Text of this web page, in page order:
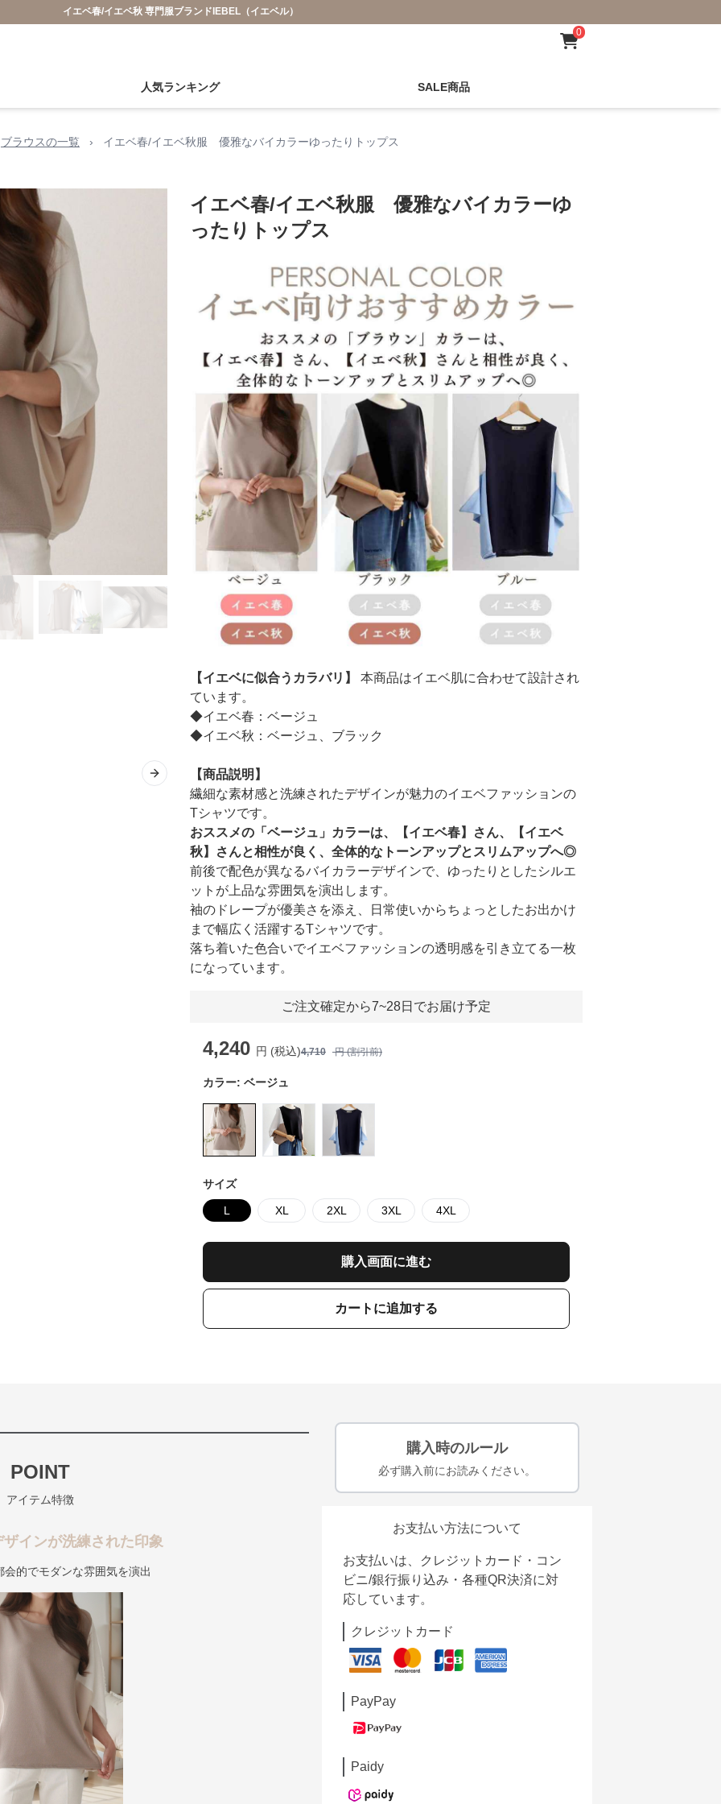
イエベ春/イエベ秋 専門服ブランドIEBEL（イエベル）
0
人気ランキング SALE商品
ブラウスの一覧 › イエベ春/イエベ秋服 優雅なバイカラーゆったりトップス
Next slide
イエベ春/イエベ秋服 優雅なバイカラーゆ
ったりトップス
【イエベに似合うカラバリ】
本商品はイエベ肌に合わせて設計され
ています。
◆イエベ春：ベージュ
◆イエベ秋：ベージュ、ブラック
【商品説明】
繊細な素材感と洗練されたデザインが魅力のイエベファッションの
Tシャツです。
おススメの「ベージュ」カラーは、【イエベ春】さん、【イエベ
秋】さんと相性が良く、全体的なトーンアップとスリムアップへ◎
前後で配色が異なるバイカラーデザインで、ゆったりとしたシルエ
ットが上品な雰囲気を演出します。
袖のドレープが優美さを添え、日常使いからちょっとしたお出かけ
まで幅広く活躍するTシャツです。
落ち着いた色合いでイエベファッションの透明感を引き立てる一枚
になっています。
ご注文確定から7~28日でお届け予定
4,240 円 (税込)4,710 円 (割引前)
カラー: ベージュ
サイズ
L XL 2XL 3XL 4XL
購入画面に進む
カートに追加する
POINT
アイテム特徴
インが洗練された印象
的でモダンな雰囲気を演出
購入時のルール
必ず購入前にお読みください。
お支払い方法について
お支払いは、クレジットカード・コン
ビニ/銀行振り込み・各種QR決済に対
応しています。
クレジットカード
PayPay
Paidy